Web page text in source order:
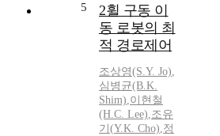
5
2휠 구동 이
동 로봇의 최
적 경로제어
조상영(S.Y. Jo),
심병균(B.K.
Shim),이현철
(H.C. Lee),조유
기(Y.K. Cho),정